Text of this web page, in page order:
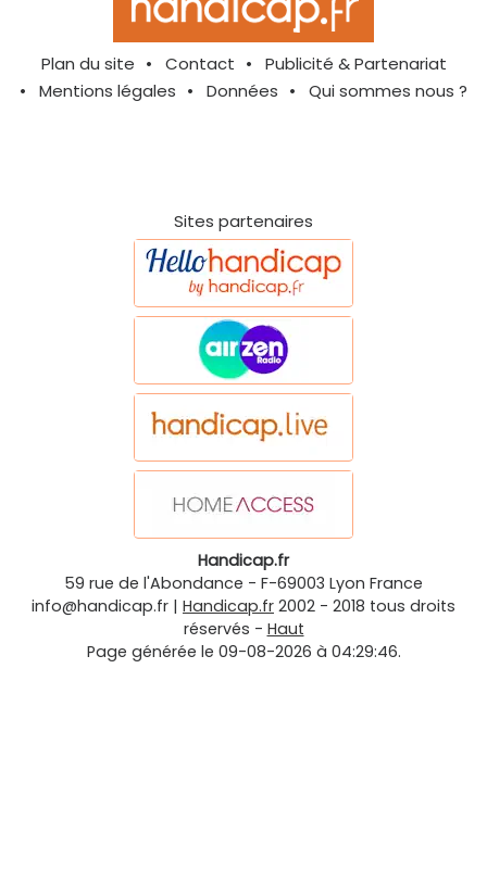
Plan du site Contact
Publicité & Partenariat
Mentions légales
Données Qui sommes nous ?
Sites partenaires
Handicap.fr
59 rue de l'Abondance - F-69003 Lyon France
info@handicap.fr | Handicap.fr 2002 - 2018 tous droits
réservés - Haut
Page générée le 09-08-2026 à 04:29:46.